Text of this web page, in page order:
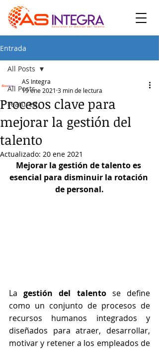
Entrada
All Posts
Featured
All Posts
Procesos clave para
mejorar la gestión del
talento
AS Integra
19 ene 2021 3 min de lectura
Actualizado: 20 ene 2021
Mejorar la gestión de talento es
esencial para disminuir la rotación
de personal.
La gestión del talento se define
como un conjunto de procesos de
recursos humanos integrados y
diseñados para atraer, desarrollar,
motivar y retener a los empleados de